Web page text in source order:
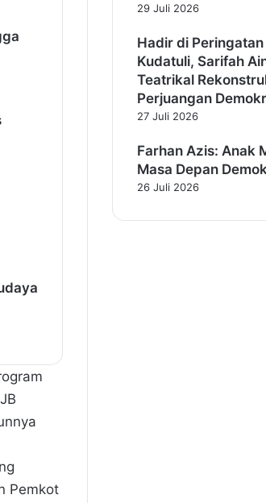
Pemkot
29 Juli 2026
Hadir di
Kudatuli, Sarifah
Teatrikal
Perjuangan
27 Juli 2026
Farhan Azis: Anak
Masa Depan
26 Juli 2026